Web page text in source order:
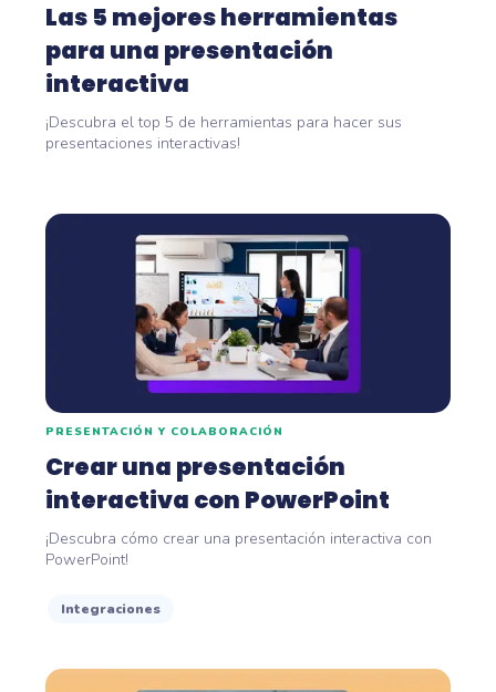
Las 5 mejores herramientas
para una presentación
interactiva
¡Descubra el top 5 de herramientas para hacer sus
presentaciones interactivas!
PRESENTACIÓN Y COLABORACIÓN
Crear una presentación
interactiva con PowerPoint
¡Descubra cómo crear una presentación interactiva con
PowerPoint!
Integraciones